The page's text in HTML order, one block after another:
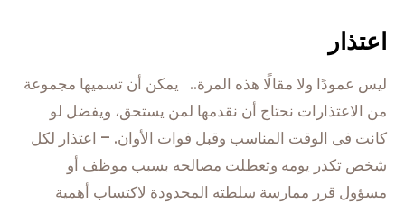
اعتذار
ليس عمودًا ولا مقالًا هذه المرة.. يمكن أن تسميها مجموعة
من الاعتذارات نحتاج أن نقدمها لمن يستحق، ويفضل لو
كانت فى الوقت المناسب وقبل فوات الأوان. – اعتذار لكل
شخص تكدر يومه وتعطلت مصالحه بسبب موظف أو
مسؤول قرر ممارسة سلطته المحدودة لاكتساب أهمية